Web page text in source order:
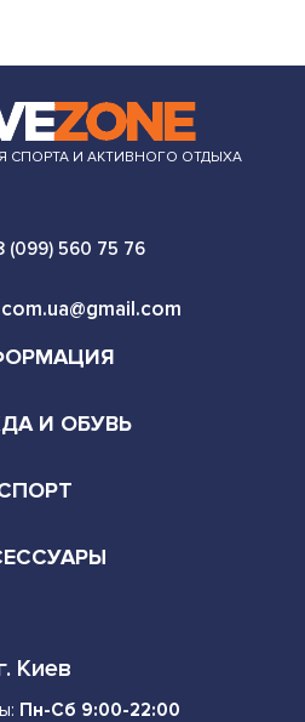
СПОРТА И АКТИВНОГО ОТДЫХА
(099) 560 75 76
И ОБУВЬ
Киев
Пн-Сб 9:00-22:00